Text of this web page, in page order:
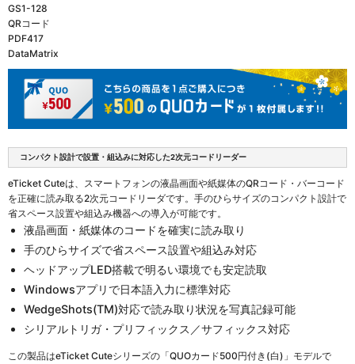
GS1-128
QRコード
PDF417
DataMatrix
コンパクト設計で設置・組込みに対応した2次元コードリーダー
eTicket Cuteは、スマートフォンの液晶画面や紙媒体のQRコード・バーコード
を正確に読み取る2次元コードリーダです。手のひらサイズのコンパクト設計で
省スペース設置や組込み機器への導入が可能です。
液晶画面・紙媒体のコードを確実に読み取り
手のひらサイズで省スペース設置や組込み対応
ヘッドアップLED搭載で明るい環境でも安定読取
Windowsアプリで日本語入力に標準対応
WedgeShots(TM)対応で読み取り状況を写真記録可能
シリアルトリガ・プリフィックス／サフィックス対応
この製品はeTicket Cuteシリーズの「QUOカード500円付き(白)」 モデルで